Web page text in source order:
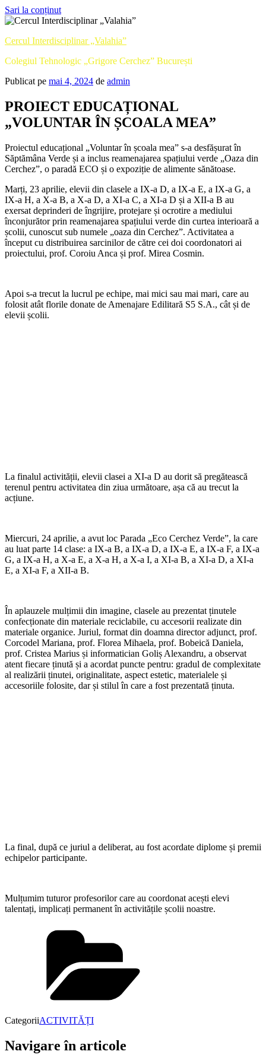
Sari la conținut
Cercul Interdisciplinar „Valahia”
Colegiul Tehnologic „Grigore Cerchez” București
Publicat pe mai 4, 2024 de admin
PROIECT EDUCAȚIONAL
„VOLUNTAR ÎN ȘCOALA MEA”
Proiectul educațional „Voluntar în școala mea” s-a desfășurat în
Săptămâna Verde și a inclus reamenajarea spațiului verde „Oaza din
Cerchez”, o paradă ECO și o expoziție de alimente sănătoase.
Marți, 23 aprilie, elevii din clasele a IX-a D, a IX-a E, a IX-a G, a
IX-a H, a X-a B, a X-a D, a XI-a C, a XI-a D și a XII-a B au
exersat deprinderi de îngrijire, protejare și ocrotire a mediului
înconjurător prin reamenajarea spațiului verde din curtea interioară a
școlii, cunoscut sub numele „oaza din Cerchez”. Activitatea a
început cu distribuirea sarcinilor de către cei doi coordonatori ai
proiectului, prof. Coroiu Anca și prof. Mirea Cosmin.
Apoi s-a trecut la lucrul pe echipe, mai mici sau mai mari, care au
folosit atât florile donate de Amenajare Edilitară S5 S.A., cât și de
elevii școlii.
La finalul activității, elevii clasei a XI-a D au dorit să pregătească
terenul pentru activitatea din ziua următoare, așa că au trecut la
acțiune.
Miercuri, 24 aprilie, a avut loc Parada „Eco Cerchez Verde”, la care
au luat parte 14 clase: a IX-a B, a IX-a D, a IX-a E, a IX-a F, a IX-a
G, a IX-a H, a X-a E, a X-a H, a X-a I, a XI-a B, a XI-a D, a XI-a
E, a XI-a F, a XII-a B.
În aplauzele mulțimii din imagine, clasele au prezentat ținutele
confecționate din materiale reciclabile, cu accesorii realizate din
materiale organice. Juriul, format din doamna director adjunct, prof.
Corcodel Mariana, prof. Florea Mihaela, prof. Bobeică Daniela,
prof. Cristea Marius și informatician Goliș Alexandru, a observat
atent fiecare ținută și a acordat puncte pentru: gradul de complexitate
al realizării ținutei, originalitate, aspect estetic, materialele și
accesoriile folosite, dar și stilul în care a fost prezentată ținuta.
La final, după ce juriul a deliberat, au fost acordate diplome și premii
echipelor participante.
Mulțumim tuturor profesorilor care au coordonat acești elevi
talentați, implicați permanent în activitățile școlii noastre.
CategoriiACTIVITĂȚI
Navigare în articole